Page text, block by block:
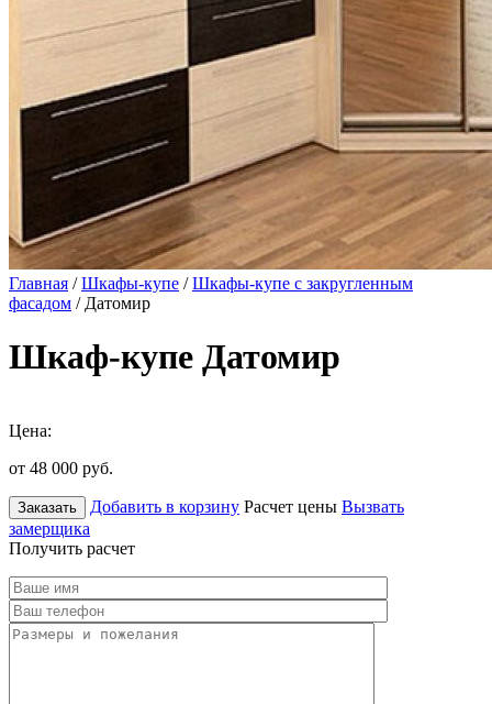
Главная /Шкафы-купе /Шкафы-купе с закругленным
фасадом / Датомир
Шкаф-купе Датомир
Цена:
от 48 000 руб.
Заказать Добавить в корзину Расчет цены Вызвать
замерщика
Получить расчет